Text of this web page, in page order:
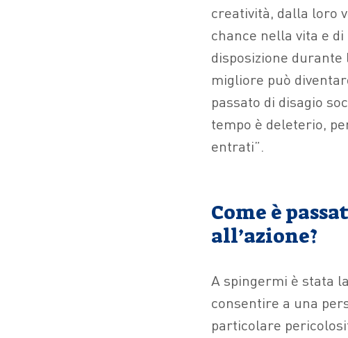
creatività, dalla loro
chance nella vita e
disposizione
migliore può
passato di disagio
tempo è deleterio,
entrati”.
Come è
all’azione?
A spingermi è stata
consentire a una
particolare